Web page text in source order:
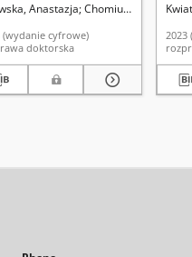
Anastazja Chomiuk,
(wydanie cyfrowe)
doktorska
2023